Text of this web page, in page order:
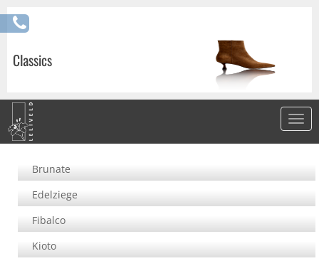
Classics
Brunate
Edelziege
Fibalco
Kioto